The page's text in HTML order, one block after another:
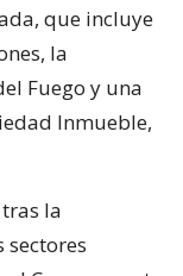
que incluye
la
Fuego y una
Inmueble,
la